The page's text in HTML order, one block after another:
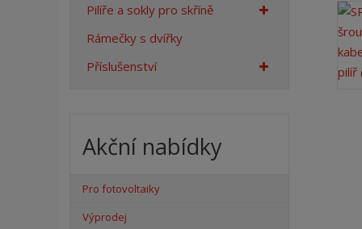
Pilíře a sokly pro skříně
Rámečky s dvířky
Příslušenství
Akční nabídky
Pro fotovoltaiky
Výprodej